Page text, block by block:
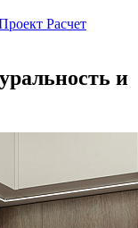
Расчет
и